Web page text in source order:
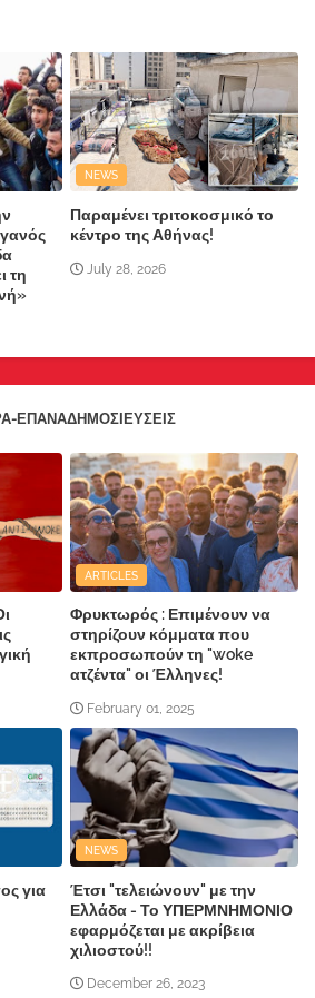
τη
NEWS
Παραμένει τριτοκοσμικό το
κέντρο της Αθήνας!
July 28, 2026
ΕΠΑΝΑΔΗΜΟΣΙΕΥΣΕΙΣ
ARTICLES
Φρυκτωρός : Επιμένουν να
στηρίζουν κόμματα που
εκπροσωπούν τη "woke
ατζέντα" οι Έλληνες!
February 01, 2025
για
NEWS
Έτσι "τελειώνουν" με την
Ελλάδα - Το ΥΠΕΡΜΝΗΜΟΝΙΟ
εφαρμόζεται με ακρίβεια
χιλιοστού!!
December 26, 2023